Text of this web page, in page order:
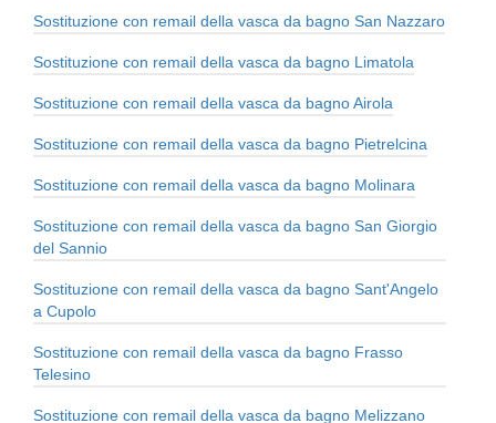
Sostituzione con remail della vasca da bagno San Nazzaro
Sostituzione con remail della vasca da bagno Limatola
Sostituzione con remail della vasca da bagno Airola
Sostituzione con remail della vasca da bagno Pietrelcina
Sostituzione con remail della vasca da bagno Molinara
Sostituzione con remail della vasca da bagno San Giorgio
del Sannio
Sostituzione con remail della vasca da bagno Sant'Angelo
a Cupolo
Sostituzione con remail della vasca da bagno Frasso
Telesino
Sostituzione con remail della vasca da bagno Melizzano